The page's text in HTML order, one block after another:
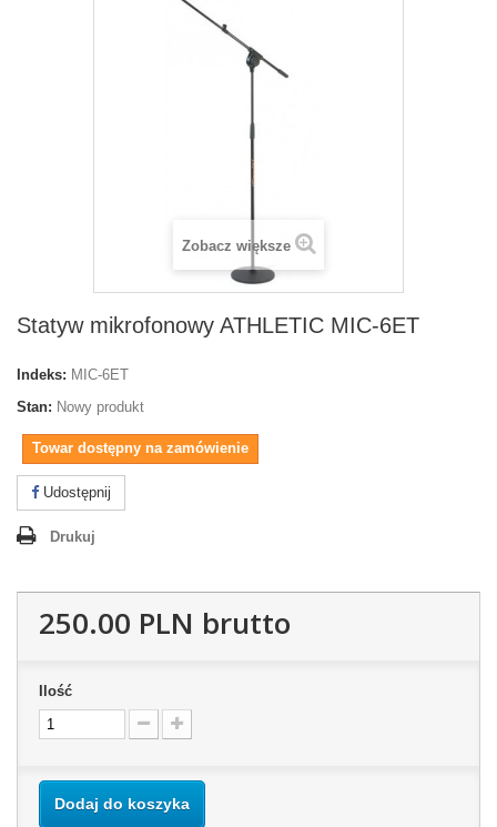
Zobacz większe
Statyw mikrofonowy ATHLETIC MIC-6ET
Indeks: MIC-6ET
Stan: Nowy produkt
Towar dostępny na zamówienie
Udostępnij
Drukuj
250.00 PLN brutto
Ilość
Dodaj do koszyka